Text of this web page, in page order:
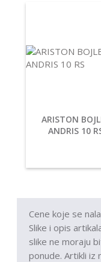
ARISTON
ANDRIS 10
Cene koje se
Slike i opis
slike ne moraju
ponude. Artikli iz